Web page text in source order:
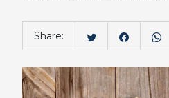
Share: